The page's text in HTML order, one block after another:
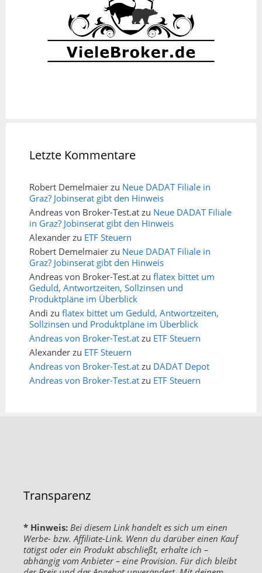
Letzte Kommentare
Robert Demelmaier zu Neue DADAT Filiale in
Graz? Jobinserat gibt den Hinweis
Andreas von Broker-Test.at zu Neue DADAT Filiale
in Graz? Jobinserat gibt den Hinweis
Alexander zu ETF Steuern
Robert Demelmaier zu Neue DADAT Filiale in
Graz? Jobinserat gibt den Hinweis
Andreas von Broker-Test.at zu flatex bittet um
Geduld, Antwortzeiten, Sollzinsen und
Produktpläne im Überblick
Andi zu flatex bittet um Geduld, Antwortzeiten,
Sollzinsen und Produktpläne im Überblick
Andreas von Broker-Test.at zu ETF Steuern
Alexander zu ETF Steuern
Andreas von Broker-Test.at zu DADAT Depot
Andreas von Broker-Test.at zu ETF Steuern
Transparenz
* Hinweis: Bei diesem Link handelt es sich um einen
Werbe- bzw. Affiliate-Link. Wenn du darüber einen Kauf
tätigst oder ein Produkt abschließt, erhalte ich –
abhängig vom Anbieter – eine Provision. Für dich bleibt